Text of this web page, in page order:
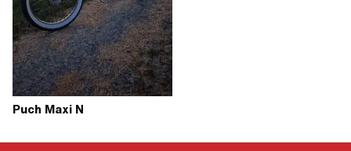
Puch Maxi N